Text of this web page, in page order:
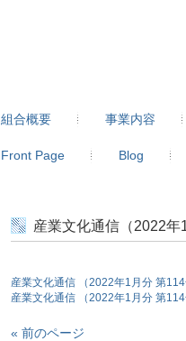
組合概要 事業内容
Front Page Blog
産業文化通信（2022年
産業文化通信 （2022年1月分 第114
産業文化通信 （2022年1月分 第114
« 前のページ